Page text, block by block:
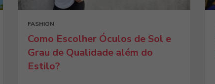
FASHION
Como Escolher Óculos de Sol e
Grau de Qualidade além do
Estilo?